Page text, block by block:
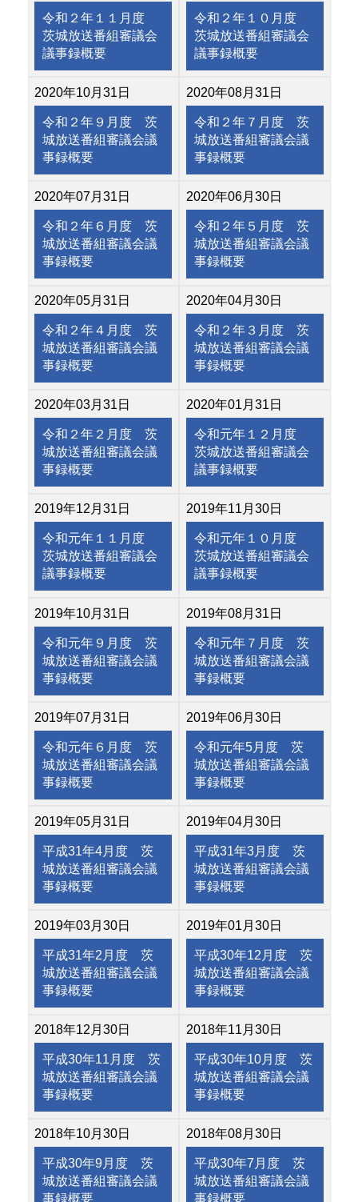
令和２年１１月度
茨城放送番組審議会
議事録概要
令和２年１０月度
茨城放送番組審議会
議事録概要
2020年10月31日
令和２年９月度 茨
城放送番組審議会議
事録概要
2020年08月31日
令和２年７月度 茨
城放送番組審議会議
事録概要
2020年07月31日
令和２年６月度 茨
城放送番組審議会議
事録概要
2020年06月30日
令和２年５月度 茨
城放送番組審議会議
事録概要
2020年05月31日
令和２年４月度 茨
城放送番組審議会議
事録概要
2020年04月30日
令和２年３月度 茨
城放送番組審議会議
事録概要
2020年03月31日
令和２年２月度 茨
城放送番組審議会議
事録概要
2020年01月31日
令和元年１２月度
茨城放送番組審議会
議事録概要
2019年12月31日
令和元年１１月度
茨城放送番組審議会
議事録概要
2019年11月30日
令和元年１０月度
茨城放送番組審議会
議事録概要
2019年10月31日
令和元年９月度 茨
城放送番組審議会議
事録概要
2019年08月31日
令和元年７月度 茨
城放送番組審議会議
事録概要
2019年07月31日
令和元年６月度 茨
城放送番組審議会議
事録概要
2019年06月30日
令和元年5月度 茨
城放送番組審議会議
事録概要
2019年05月31日
平成31年4月度 茨
城放送番組審議会議
事録概要
2019年04月30日
平成31年3月度 茨
城放送番組審議会議
事録概要
2019年03月30日
平成31年2月度 茨
城放送番組審議会議
事録概要
2019年01月30日
平成30年12月度 茨
城放送番組審議会議
事録概要
2018年12月30日
平成30年11月度 茨
城放送番組審議会議
事録概要
2018年11月30日
平成30年10月度 茨
城放送番組審議会議
事録概要
2018年10月30日
平成30年9月度 茨
城放送番組審議会議
事録概要
2018年08月30日
平成30年7月度 茨
城放送番組審議会議
事録概要